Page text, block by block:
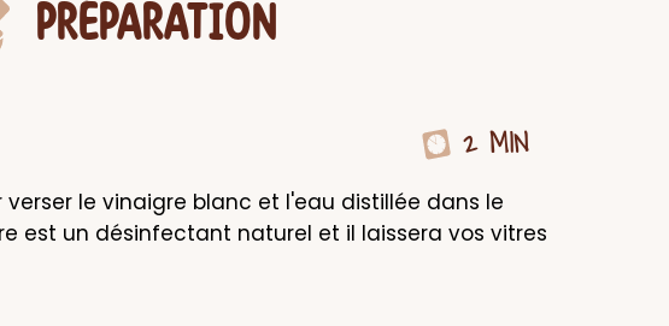
PRÉPARATION
2 MIN
verser le vinaigre blanc et l'eau distillée dans le
est un désinfectant naturel et il laissera vos vitres